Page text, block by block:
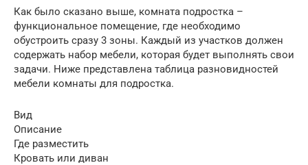
Как было сказано выше, комната подростка –
функциональное помещение, где необходимо
обустроить сразу 3 зоны. Каждый из участков должен
содержать набор мебели, которая будет выполнять свои
задачи. Ниже представлена таблица разновидностей
мебели комнаты для подростка.
Вид
Описание
Где разместить
Кровать или диван